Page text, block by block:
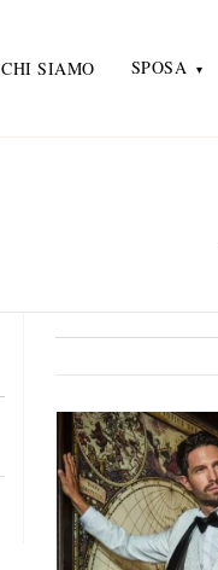
CHI SIAMO SPOSA